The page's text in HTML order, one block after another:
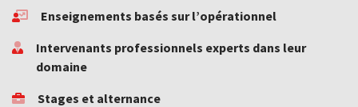
Enseignements basés sur l’opérationnel
Intervenants professionnels experts dans leur
domaine
Stages et alternance